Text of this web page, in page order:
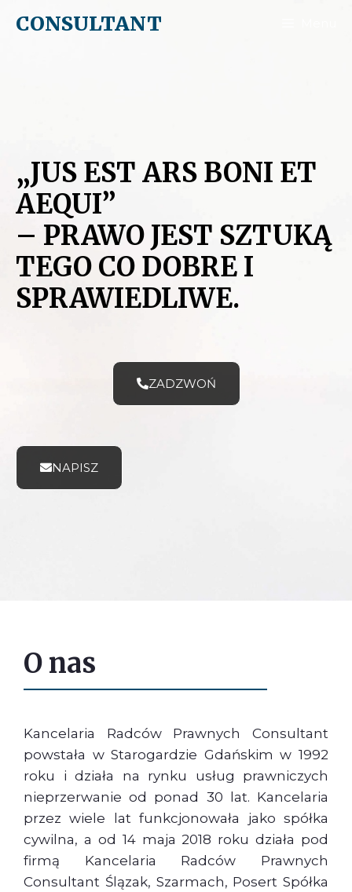
CONSULTANT
„JUS EST ARS BONI ET
AEQUI”
– PRAWO JEST SZTUKĄ
TEGO CO DOBRE I
SPRAWIEDLIWE.
ZADZWOŃ
NAPISZ
O nas
Kancelaria Radców Prawnych Consultant
powstała w Starogardzie Gdańskim w 1992
roku i działa na rynku usług prawniczych
nieprzerwanie od ponad 30 lat. Kancelaria
przez wiele lat funkcjonowała jako spółka
cywilna, a od 14 maja 2018 roku działa pod
firmą Kancelaria Radców Prawnych
Consultant Ślązak, Szarmach, Posert Spółka